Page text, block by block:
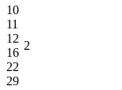
10
11
12
16
22
29
2